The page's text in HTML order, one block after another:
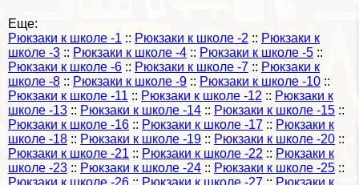
Еще:
Рюкзаки к школе -1 :: Рюкзаки к школе -2 :: Рюкзаки к
школе -3 :: Рюкзаки к школе -4 :: Рюкзаки к школе -5 ::
Рюкзаки к школе -6 :: Рюкзаки к школе -7 :: Рюкзаки к
школе -8 :: Рюкзаки к школе -9 :: Рюкзаки к школе -10 ::
Рюкзаки к школе -11 :: Рюкзаки к школе -12 :: Рюкзаки к
школе -13 :: Рюкзаки к школе -14 :: Рюкзаки к школе -15 ::
Рюкзаки к школе -16 :: Рюкзаки к школе -17 :: Рюкзаки к
школе -18 :: Рюкзаки к школе -19 :: Рюкзаки к школе -20 ::
Рюкзаки к школе -21 :: Рюкзаки к школе -22 :: Рюкзаки к
школе -23 :: Рюкзаки к школе -24 :: Рюкзаки к школе -25 ::
Рюкзаки к школе -26 :: Рюкзаки к школе -27 :: Рюкзаки к